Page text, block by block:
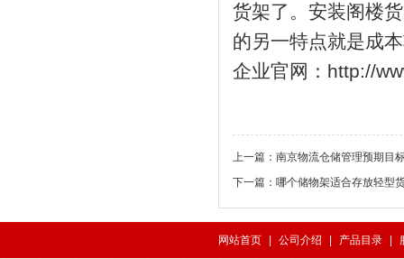
货架了。安装阁楼
的另一特点就是成
企业官网：http://
上一篇： 南京物流仓储管理预期目
下一篇： 哪个储物架适合存放轻型
网站首页 公司介绍 产品目录